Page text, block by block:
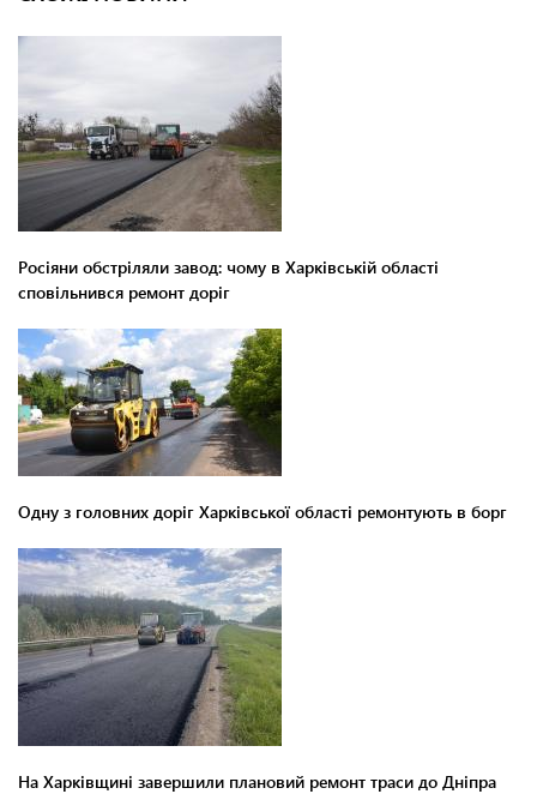
Росіяни обстріляли завод: чому в Харківській області
сповільнився ремонт доріг
Одну з головних доріг Харківської області ремонтують в борг
На Харківщині завершили плановий ремонт траси до Дніпра